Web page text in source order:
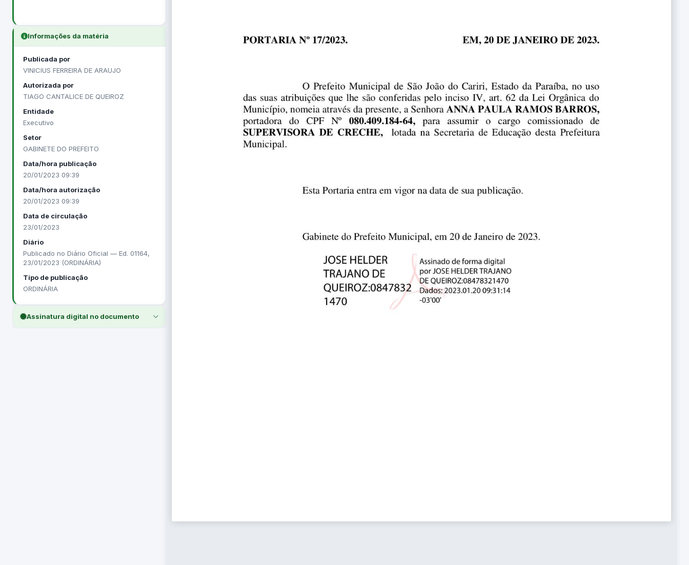
Informações da matéria
Publicada por
VINICIUS FERREIRA DE ARAUJO
Autorizada por
TIAGO CANTALICE DE QUEIROZ
Entidade
Executivo
Setor
GABINETE DO PREFEITO
Data/hora publicação
20/01/2023 09:39
Data/hora autorização
20/01/2023 09:39
Data de circulação
23/01/2023
Diário
Publicado no Diário Oficial — Ed. 01164,
23/01/2023 (ORDINÁRIA)
Tipo de publicação
ORDINÁRIA
Assinatura digital no documento